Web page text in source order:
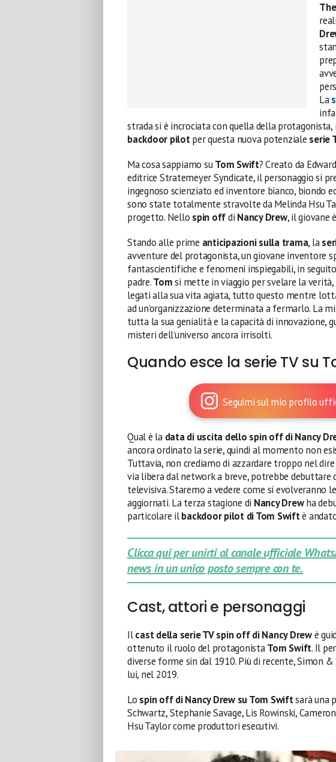
La
strada si è incrociata con quella della protagonista,
backdoor pilotper questa nuova potenziale serie
Ma cosa sappiamo suTom Swift? Creato da
editrice Stratemeyer Syndicate, il personaggio si
ingegnoso scienziato ed inventore bianco, biondo
sono state totalmente stravolte da Melinda Hsu
progetto. Nello spin offdi Nancy Drew, il giovane
Stando alle prime anticipazioni sulla trama, la
avventure del protagonista, un giovane inventore
fantascientifiche e fenomeni inspiegabili, in
padre.Tomsi mette in viaggio per svelare la
legati alla sua vita agiata, tutto questo mentre
ad un’organizzazione determinata a fermarlo. La
tutta la sua genialità e la capacità di innovazione,
misteri dell’universo ancora irrisolti.
Quando esce la serie TV su
Seguimi sul mio profilo
Qual è la data di uscita dello spin off di Nancy
ancora ordinato la serie, quindi al momento non
Tuttavia, non crediamo di azzardare troppo nel
via libera dal network a breve, potrebbe
televisiva. Staremo a vedere come si evolveranno
aggiornati. La terza stagione di Nancy Drewha
particolare ilbackdoor pilot di Tom Swiftè
Clicca qui per unirti al canale ufficiale
news in un unico posto sempre con te.
Cast, attori e personaggi
Ilcast della serie TV spin off di Nancy Drewè
ottenuto il ruolo del protagonistaTom Swift. Il
diverse forme sin dal 1910. Più di recente, Simon
lui, nel 2019.
Lo spin off di Nancy Drew su Tom Swiftsarà una
Schwartz, Stephanie Savage, Lis Rowinski,
Hsu Taylor come produttori esecutivi.